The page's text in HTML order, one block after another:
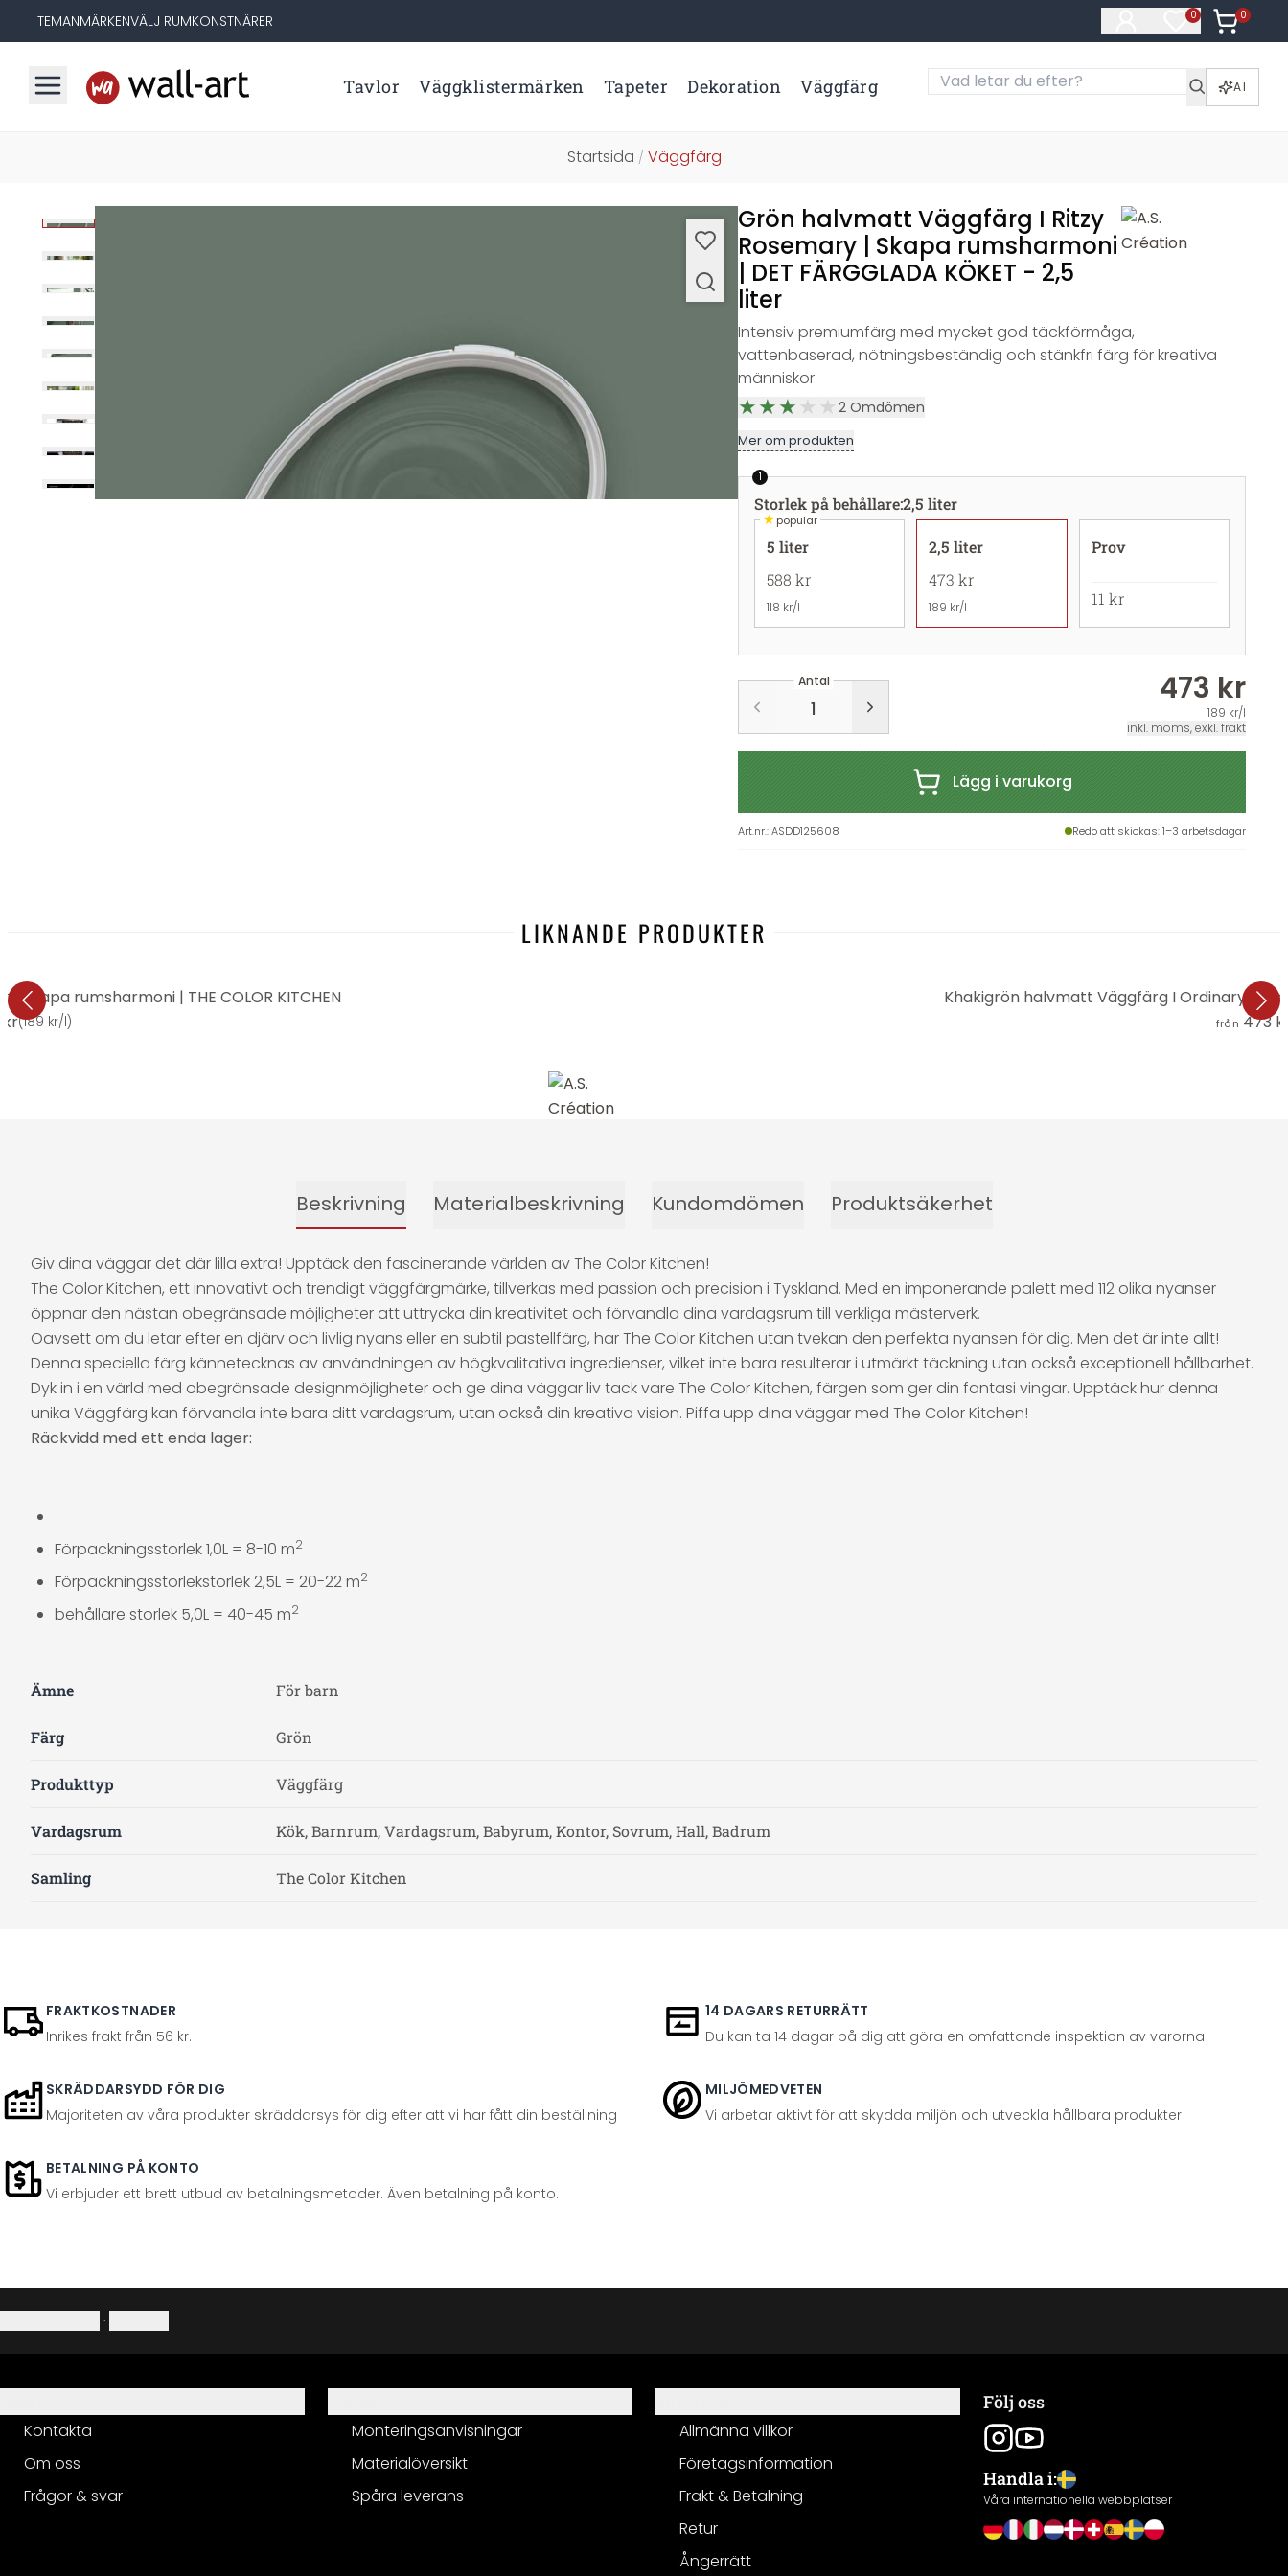
TEMANMÄRKENVÄLJ RUMKONSTNÄRER 0
Artiklar på
0
Artiklar i
Tavlor Väggklistermärken Tapeter Dekoration Väggfärg AI
Startsida / Väggfärg
Grön halvmatt Väggfärg I Ritzy
Rosemary | Skapa rumsharmoni
| DET FÄRGGLADA KÖKET - 2,5
liter
Intensiv premiumfärg med mycket god täckförmåga,
vattenbaserad, nötningsbeständig och stänkfri färg för kreativa
människor
2 Omdömen
Mer om produkten
1
Storlek på behållare:2,5 liter
★populär
5 liter
588 kr
118 kr/l
2,5 liter
473 kr
189 kr/l
Prov
11 kr
Antal 473 kr
189 kr/l
inkl. moms, exkl. frakt
Lägg i varukorg
Art.nr.:ASDD125608 Redo att skickas: 1–3 arbetsdagar
LIKNANDE PRODUKTER
rumsharmoni | THE COLOR KITCHEN
kr(189 kr/l)
Khakigrön halvmatt Väggfärg I Ordinary Olive
från 473
Beskrivning Materialbeskrivning Kundomdömen Produktsäkerhet
Giv dina väggar det där lilla extra! Upptäck den fascinerande världen av The Color Kitchen!
The Color Kitchen, ett innovativt och trendigt väggfärgmärke, tillverkas med passion och precision i Tyskland. Med en imponerande palett med 112 olika nyanser
öppnar den nästan obegränsade möjligheter att uttrycka din kreativitet och förvandla dina vardagsrum till verkliga mästerverk.
Oavsett om du letar efter en djärv och livlig nyans eller en subtil pastellfärg, har The Color Kitchen utan tvekan den perfekta nyansen för dig. Men det är inte allt!
Denna speciella färg kännetecknas av användningen av högkvalitativa ingredienser, vilket inte bara resulterar i utmärkt täckning utan också exceptionell hållbarhet.
Dyk in i en värld med obegränsade designmöjligheter och ge dina väggar liv tack vare The Color Kitchen, färgen som ger din fantasi vingar. Upptäck hur denna
unika Väggfärg kan förvandla inte bara ditt vardagsrum, utan också din kreativa vision. Piffa upp dina väggar med The Color Kitchen!
Räckvidd med ett enda lager:
Förpackningsstorlek 1,0L = 8-10 m2
Förpackningsstorlekstorlek 2,5L = 20-22 m2
behållare storlek 5,0L = 40-45 m2
Ämne För barn
Färg Grön
Produkttyp Väggfärg
Vardagsrum Kök, Barnrum, Vardagsrum, Babyrum, Kontor, Sovrum, Hall, Badrum
Samling The Color Kitchen
FRAKTKOSTNADER
Inrikes frakt från 56 kr.
14 DAGARS RETURRÄTT
Du kan ta 14 dagar på dig att göra en omfattande inspektion av varorna
SKRÄDDARSYDD FÖR DIG
Majoriteten av våra produkter skräddarsys för dig efter att vi har fått din beställning
MILJÖMEDVETEN
Vi arbetar aktivt för att skydda miljön och utveckla hållbara produkter
BETALNING PÅ KONTO
Vi erbjuder ett brett utbud av betalningsmetoder. Även betalning på konto.
·
Kontakta
Om oss
Frågor & svar
Monteringsanvisningar
Materialöversikt
Spåra leverans
Allmänna villkor
Företagsinformation
Frakt & Betalning
Retur
Ångerrätt
Följ oss
Handla i:
Våra internationella webbplatser